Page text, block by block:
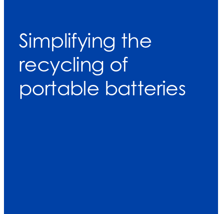
Simplifying the
recycling of
portable batteries